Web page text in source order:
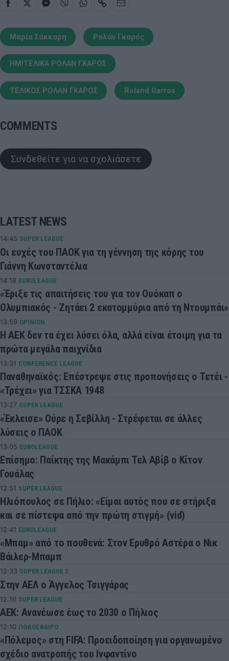
Μαρία Σάκκαρη Ρολάν Γκαρός
ΗΜΙΤΕΛΙΚΑ ΡΟΛΑΝ ΓΚΑΡΟΣ
ΤΕΛΙΚΟΣ ΡΟΛΑΝ ΓΚΑΡΟΣ Roland Garros
COMMENTS
Συνδεθείτε για να σχολιάσετε
LATEST NEWS
14:45 SUPER LEAGUE
Οι ευχές του ΠΑΟΚ για τη γέννηση της κόρης του
Γιάννη Κωνσταντέλια
14:18 EUROLEAGUE
«Έριξε τις απαιτήσεις του για τον Ουόκαπ ο
Ολυμπιακός - Ζητάει 2 εκατομμύρια από τη Ντουμπάι»
13:59 OPINION
Η ΑΕΚ δεν τα έχει λύσει όλα, αλλά είναι έτοιμη για τα
πρώτα μεγάλα παιχνίδια
13:31 CONFERENCE LEAGUE
Παναθηναϊκός: Επέστρεψε στις προπονήσεις ο Τετέι -
«Τρέχει» για ΤΣΣΚΑ 1948
13:27 SUPER LEAGUE
«Έκλεισε» Ούρε η Σεβίλλη - Στρέφεται σε άλλες
λύσεις ο ΠΑΟΚ
13:05 EUROLEAGUE
Επίσημο: Παίκτης της Μακάμπι Τελ Αβίβ ο Κίτον
Γουάλας
12:51 SUPER LEAGUE
Ηλιόπουλος σε Πήλιο: «Είμαι αυτός που σε στήριξα
και σε πίστεψα από την πρώτη στιγμή» (vid)
12:41 EUROLEAGUE
«Μπαμ» από το πουθενά: Στον Ερυθρό Αστέρα ο Νικ
Βάιλερ-Μπαμπ
12:33 SUPER LEAGUE 2
Στην ΑΕΛ ο Άγγελος Τσιγγάρας
12:16 SUPER LEAGUE
ΑΕΚ: Ανανέωσε έως το 2030 ο Πήλιος
12:10 ΠΟΔΟΣΦΑΙΡΟ
«Πόλεμος» στη FIFA: Προειδοποίηση για οργανωμένο
σχέδιο ανατροπής του Ινφαντίνο